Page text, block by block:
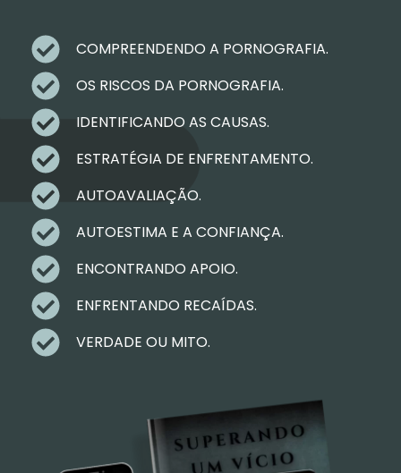
COMPREENDENDO A PORNOGRAFIA.
OS RISCOS DA PORNOGRAFIA.
IDENTIFICANDO AS CAUSAS.
ESTRATÉGIA DE ENFRENTAMENTO.
AUTOAVALIAÇÃO.
AUTOESTIMA E A CONFIANÇA.
ENCONTRANDO APOIO.
ENFRENTANDO RECAÍDAS.
VERDADE OU MITO.